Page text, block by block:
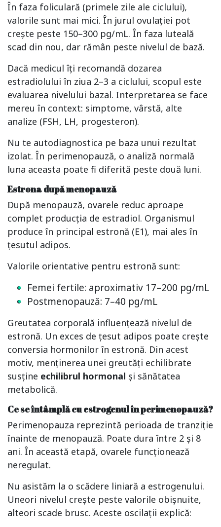
În faza foliculară (primele zile ale ciclului),
valorile sunt mai mici. În jurul ovulației pot
crește peste 150–300 pg/mL. În faza luteală
scad din nou, dar rămân peste nivelul de bază.
Dacă medicul îți recomandă dozarea
estradiolului în ziua 2–3 a ciclului, scopul este
evaluarea nivelului bazal. Interpretarea se face
mereu în context: simptome, vârstă, alte
analize (FSH, LH, progesteron).
Nu te autodiagnostica pe baza unui rezultat
izolat. În perimenopauză, o analiză normală
luna aceasta poate fi diferită peste două luni.
Estrona după menopauză
După menopauză, ovarele reduc aproape
complet producția de estradiol. Organismul
produce în principal estronă (E1), mai ales în
țesutul adipos.
Valorile orientative pentru estronă sunt:
Femei fertile: aproximativ 17–200 pg/mL
Postmenopauză: 7–40 pg/mL
Greutatea corporală influențează nivelul de
estronă. Un exces de țesut adipos poate crește
conversia hormonilor în estronă. Din acest
motiv, menținerea unei greutăți echilibrate
susține echilibrul hormonal și sănătatea
metabolică.
Ce se întâmplă cu estrogenul în perimenopauză?
Perimenopauza reprezintă perioada de tranziție
înainte de menopauză. Poate dura între 2 și 8
ani. În această etapă, ovarele funcționează
neregulat.
Nu asistăm la o scădere liniară a estrogenului.
Uneori nivelul crește peste valorile obișnuite,
alteori scade brusc. Aceste oscilații explică: